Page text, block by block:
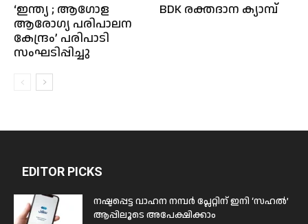
‘ഇന്ത്യ ; ആഗോള
ആരോഗ്യ പരിപാലന
കേന്ദ്രം’ പരിപാടി
സംഘടിപ്പിച്ചു
BDK രക്തദാന ക്യാമ്പ്
EDITOR PICKS
നഷ്ടപ്പെട്ട വാഹന നമ്പർ പ്ലേറ്റിന് ഇനി ‘സഹൽ’
ആപ്പിലൂടെ അപേക്ഷിക്കാം